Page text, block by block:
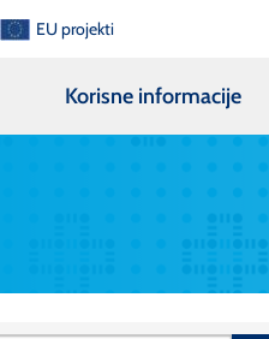
EU projekti
Korisne informacije